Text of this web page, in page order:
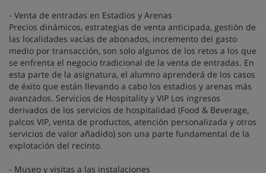
- Venta de entradas en Estadios y Arenas
Precios dinámicos, estrategias de venta anticipada, gestión de
las localidades vacías de abonados, incremento del gasto
medio por transacción, son solo algunos de los retos a los que
se enfrenta el negocio tradicional de la venta de entradas. En
esta parte de la asignatura, el alumno aprenderá de los casos
de éxito que están llevando a cabo los estadios y arenas más
avanzados. Servicios de Hospitality y VIP Los ingresos
derivados de los servicios de hospitalidad (Food & Beverage,
palcos VIP, venta de productos, atención personalizada y otros
servicios de valor añadido) son una parte fundamental de la
explotación del recinto.
- Museo y visitas a las instalaciones